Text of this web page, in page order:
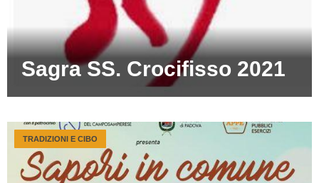
Sagra SS. Crocifisso 2021
TRADIZIONI E CIBO